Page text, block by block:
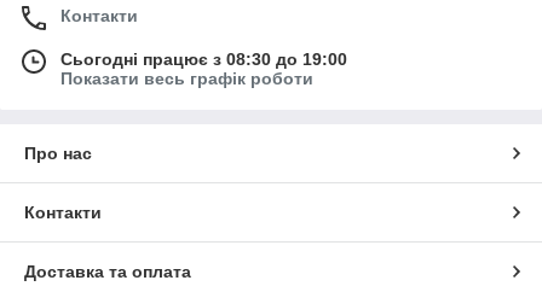
Контакти
Сьогодні працює з 08:30 до 19:00
Показати весь графік роботи
Про нас
Контакти
Доставка та оплата